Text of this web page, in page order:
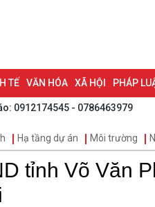
TẾ VĂN HÓA XÃ HỘI PHÁP
THỂ THAO ĐỒNG NAI & NGHỊ
ĐỒNG NAI ĐẠI HỘI ĐẠI BIỂU
NAI
0912174545 - 0786463979
Hạ tầng dự án Môi trường
tỉnh Võ Văn